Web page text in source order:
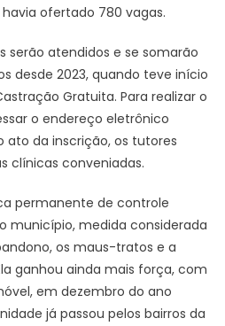
havia ofertado 780 vagas.
serão atendidos e se somarão
desde 2023, quando teve início
Gratuita. Para realizar o
o endereço eletrônico
ato da inscrição, os tutores
clínicas conveniadas.
permanente de controle
município, medida considerada
os maus-tratos e a
ganhou ainda mais força, com
em dezembro do ano
já passou pelos bairros da